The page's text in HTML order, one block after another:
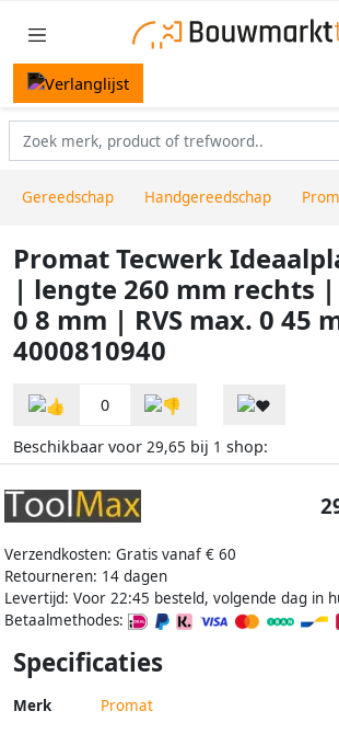
Gereedschap Handgereedschap
Promat Tecwerk
| lengte 260 mm rechts
0 8 mm | RVS max. 0 45
4000810940
0
Beschikbaar voor 29,65 bij 1 shop:
Verzendkosten: Gratis vanaf € 60
Retourneren: 14 dagen
Levertijd: Voor 22:45 besteld, volgende dag in
Betaalmethodes:
Specificaties
Merk Promat